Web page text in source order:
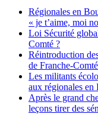
Régionales en
« je t’aime, moi
Loi Sécurité
Comté ?
Réintroduction
de Franche-
Les militants
aux régionales en
Après le grand
leçons tirer des